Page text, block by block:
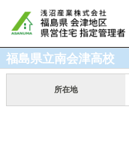
福島県立南会津高校
所在地